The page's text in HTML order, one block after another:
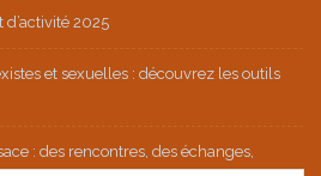
2025
et sexuelles : découvrez les outils
: des rencontres, des échanges,